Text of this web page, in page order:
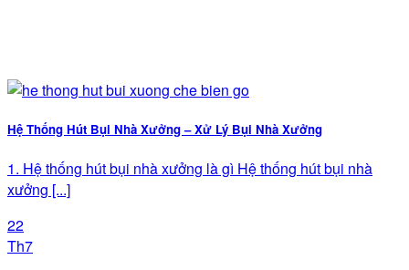
Hệ Thống Hút Bụi Nhà Xưởng – Xử Lý Bụi Nhà Xưởng
1. Hệ thống hút bụi nhà xưởng là gì Hệ thống hút bụi nhà
xưởng [...]
22
Th7